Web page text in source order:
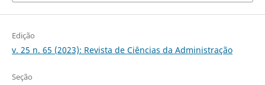
Edição
v. 25 n. 65 (2023): Revista de Ciências da Administração
Seção